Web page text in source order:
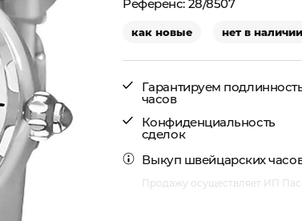
28/8507
как новые нет в наличии
Гарантируем
часов
Конфиденциальность
сделок
Выкуп швейцарских
Продажу осуществляет ИП